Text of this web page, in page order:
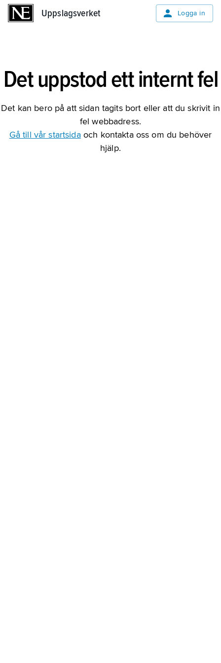
Uppslagsverket Logga in
Det uppstod ett internt fel
Det kan bero på att sidan tagits bort eller att du skrivit in
fel webbadress.
Gå till vår startsidaoch kontakta oss om du behöver
hjälp.